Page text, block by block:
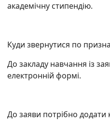
академічну стипендію.
Куди звернутися по
До закладу навчання із
електронній формі.
До заяви потрібно додати